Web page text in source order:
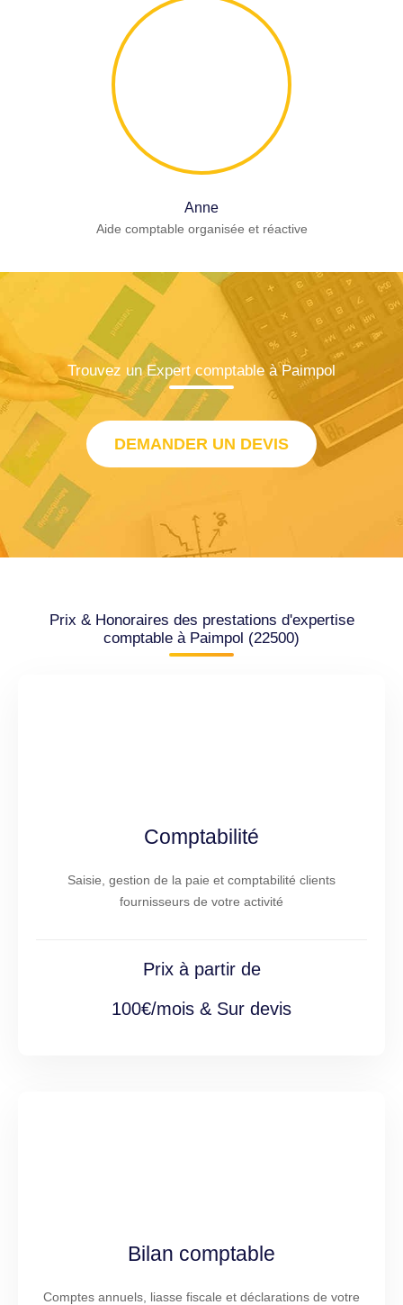
Anne
Aide comptable organisée et réactive
Trouvez un Expert comptable à Paimpol
DEMANDER UN DEVIS
Prix & Honoraires des prestations d'expertise
comptable à Paimpol (22500)
Comptabilité
Saisie, gestion de la paie et comptabilité clients
fournisseurs de votre activité
Prix à partir de
100€/mois & Sur devis
Bilan comptable
Comptes annuels, liasse fiscale et déclarations de votre